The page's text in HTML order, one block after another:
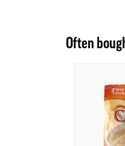
Often